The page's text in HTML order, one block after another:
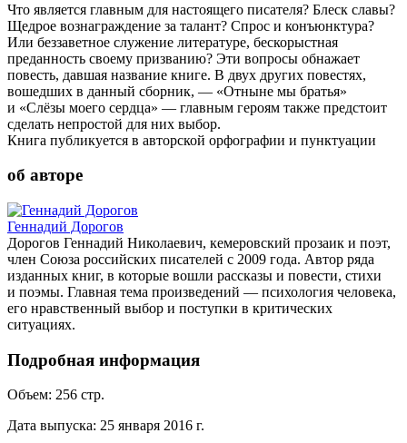
Что является главным для настоящего писателя? Блеск славы?
Щедрое вознаграждение за талант? Спрос и конъюнктура?
Или беззаветное служение литературе, бескорыстная
преданность своему призванию? Эти вопросы обнажает
повесть, давшая название книге. В двух других повестях,
вошедших в данный сборник, — «Отныне мы братья»
и «Слёзы моего сердца» — главным героям также предстоит
сделать непростой для них выбор.
Книга публикуется в авторской орфографии и пунктуации
об авторе
Геннадий Дорогов
Дорогов Геннадий Николаевич, кемеровский прозаик и поэт,
член Союза российских писателей с 2009 года. Автор ряда
изданных книг, в которые вошли рассказы и повести, стихи
и поэмы. Главная тема произведений — психология человека,
его нравственный выбор и поступки в критических
ситуациях.
Подробная информация
Объем: 256 стр.
Дата выпуска: 25 января 2016 г.